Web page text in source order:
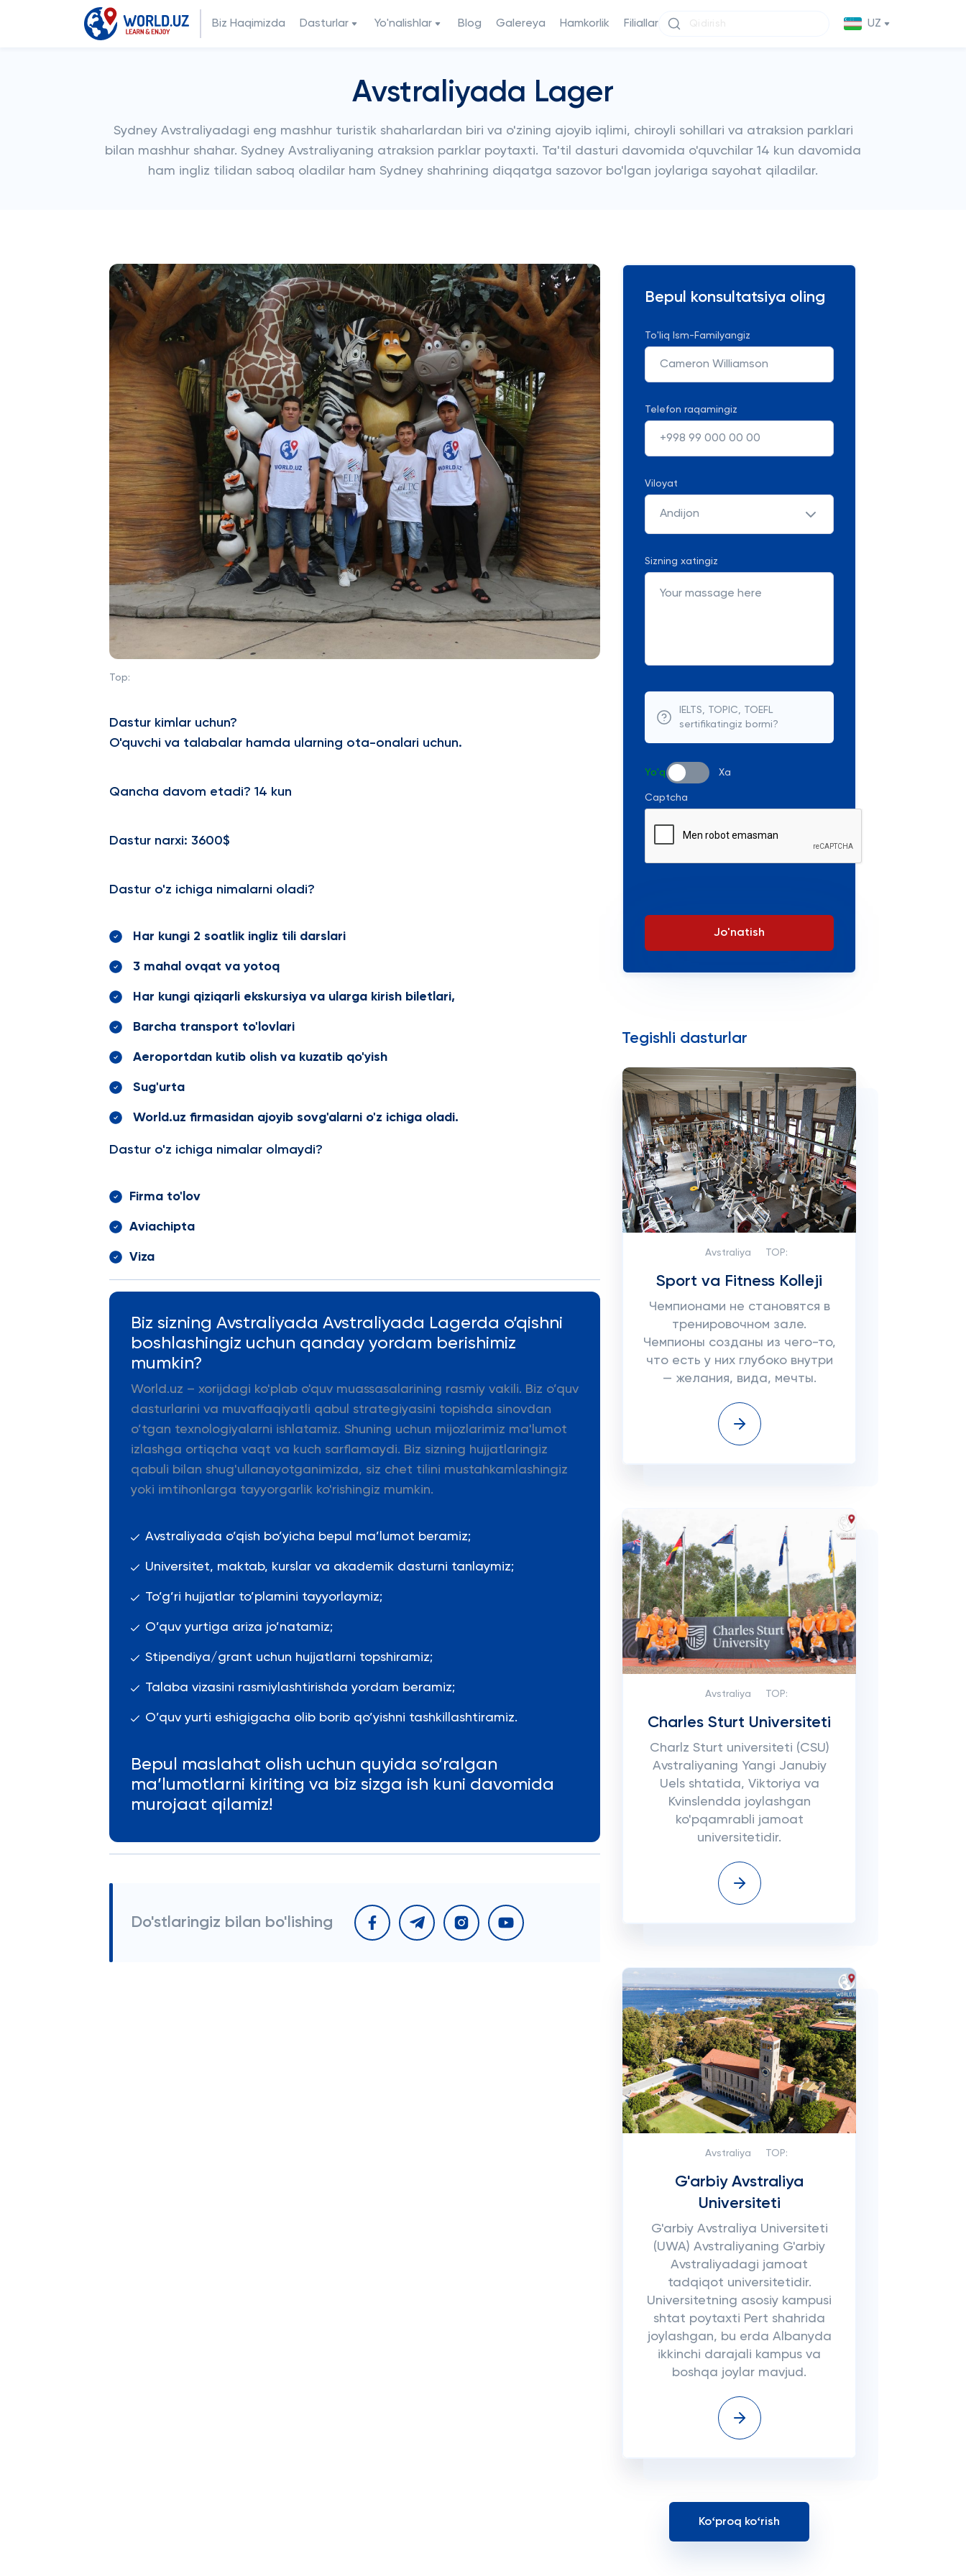
Biz Haqimizda Dasturlar Yo'nalishlar Blog Galereya Hamkorlik Filiallar UZ
Avstraliyada Lager
Sydney Avstraliyadagi eng mashhur turistik shaharlardan biri va o'zining ajoyib iqlimi, chiroyli sohillari va atraksion parklari
bilan mashhur shahar. Sydney Avstraliyaning atraksion parklar poytaxti. Ta'til dasturi davomida o'quvchilar 14 kun davomida
ham ingliz tilidan saboq oladilar ham Sydney shahrining diqqatga sazovor bo'lgan joylariga sayohat qiladilar.
Top:
Dastur kimlar uchun?
O'quvchi va talabalar hamda ularning ota-onalari uchun.
Qancha davom etadi? 14 kun
Dastur narxi: 3600$
Dastur o'z ichiga nimalarni oladi?
Har kungi 2 soatlik ingliz tili darslari
3 mahal ovqat va yotoq
Har kungi qiziqarli ekskursiya va ularga kirish biletlari,
Barcha transport to'lovlari
Aeroportdan kutib olish va kuzatib qo'yish
Sug'urta
World.uz firmasidan ajoyib sovg'alarni o'z ichiga oladi.
Dastur o'z ichiga nimalar olmaydi?
Firma to'lov
Aviachipta
Viza
Biz sizning Avstraliyada Avstraliyada Lagerda o’qishni
boshlashingiz uchun qanday yordam berishimiz
mumkin?
World.uz – xorijdagi ko'plab o'quv muassasalarining rasmiy vakili. Biz o’quv
dasturlarini va muvaffaqiyatli qabul strategiyasini topishda sinovdan
o’tgan texnologiyalarni ishlatamiz. Shuning uchun mijozlarimiz ma'lumot
izlashga ortiqcha vaqt va kuch sarflamaydi. Biz sizning hujjatlaringiz
qabuli bilan shug'ullanayotganimizda, siz chet tilini mustahkamlashingiz
yoki imtihonlarga tayyorgarlik ko'rishingiz mumkin.
Avstraliyada o’qish bo’yicha bepul ma’lumot beramiz;
Universitet, maktab, kurslar va akademik dasturni tanlaymiz;
To’g’ri hujjatlar to’plamini tayyorlaymiz;
O’quv yurtiga ariza jo’natamiz;
Stipendiya/grant uchun hujjatlarni topshiramiz;
Talaba vizasini rasmiylashtirishda yordam beramiz;
O’quv yurti eshigigacha olib borib qo’yishni tashkillashtiramiz.
Bepul maslahat olish uchun quyida so’ralgan
ma’lumotlarni kiriting va biz sizga ish kuni davomida
murojaat qilamiz!
Do'stlaringiz bilan bo'lishing
Bepul konsultatsiya oling
To'liq Ism-Familyangiz
Telefon raqamingiz
Viloyat
Andijon
Sizning xatingiz
IELTS, TOPIC, TOEFL
sertifikatingiz bormi?
Yo'q Xa
Captcha
Jo'natish
Tegishli dasturlar
Avstraliya TOP:
Sport va Fitness Kolleji
Чемпионами не становятся в
тренировочном зале.
Чемпионы созданы из чего-то,
что есть у них глубоко внутри
— желания, вида, мечты.
Avstraliya TOP:
Charles Sturt Universiteti
Charlz Sturt universiteti (CSU)
Avstraliyaning Yangi Janubiy
Uels shtatida, Viktoriya va
Kvinslendda joylashgan
ko'pqamrabli jamoat
universitetidir.
Avstraliya TOP:
G'arbiy Avstraliya
Universiteti
G'arbiy Avstraliya Universiteti
(UWA) Avstraliyaning G'arbiy
Avstraliyadagi jamoat
tadqiqot universitetidir.
Universitetning asosiy kampusi
shtat poytaxti Pert shahrida
joylashgan, bu erda Albanyda
ikkinchi darajali kampus va
boshqa joylar mavjud.
Koʻproq koʻrish